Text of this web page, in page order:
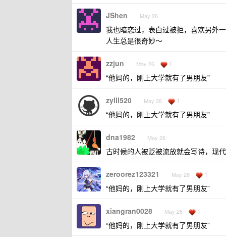
JShen May 26
我也暗恋过，表白过被拒，喜欢另外
人生总是很奇妙～
zzjun May 26 1
“他妈的，刚上大学就有了男朋友”
zylll520 May 26 1
“他妈的，刚上大学就有了男朋友”
dna1982 May 26
古时候的人被贬被流放就会写诗，现
zeroorez123321 May 26 1
“他妈的，刚上大学就有了男朋友”
xiangran0028 May 26 1
“他妈的，刚上大学就有了男朋友”